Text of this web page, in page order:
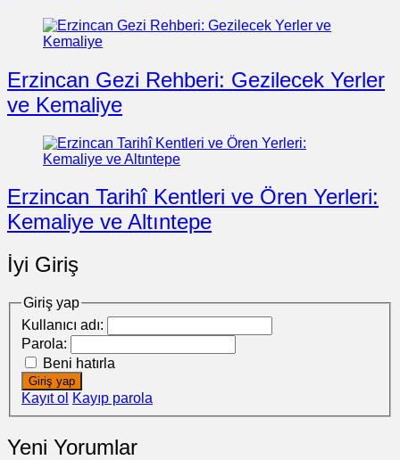
Erzincan Gezi Rehberi: Gezilecek Yerler
ve Kemaliye
Erzincan Tarihî Kentleri ve Ören Yerleri:
Kemaliye ve Altıntepe
İyi Giriş
Giriş yap
Kullanıcı adı:
Parola:
Beni hatırla
Giriş yap
Kayıt ol Kayıp parola
Yeni Yorumlar